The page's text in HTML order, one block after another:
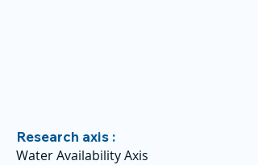
Research axis :
Water Availability Axis